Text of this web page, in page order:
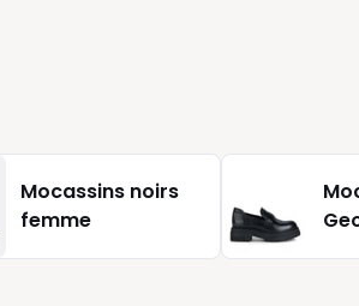
Mocassins noirs
femme